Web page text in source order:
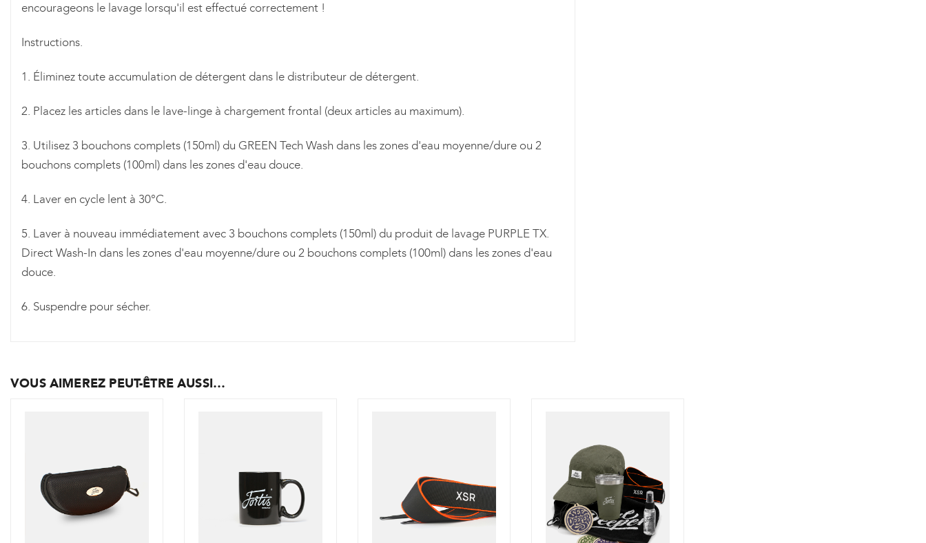
encourageons le lavage lorsqu'il est effectué correctement !
Instructions.
1. Éliminez toute accumulation de détergent dans le distributeur de détergent.
2. Placez les articles dans le lave-linge à chargement frontal (deux articles au maximum).
3. Utilisez 3 bouchons complets (150ml) du GREEN Tech Wash dans les zones d'eau moyenne/dure ou 2
bouchons complets (100ml) dans les zones d'eau douce.
4. Laver en cycle lent à 30°C.
5. Laver à nouveau immédiatement avec 3 bouchons complets (150ml) du produit de lavage PURPLE TX.
Direct Wash-In dans les zones d'eau moyenne/dure ou 2 bouchons complets (100ml) dans les zones d'eau
douce.
6. Suspendre pour sécher.
VOUS AIMEREZ PEUT-ÊTRE AUSSI…